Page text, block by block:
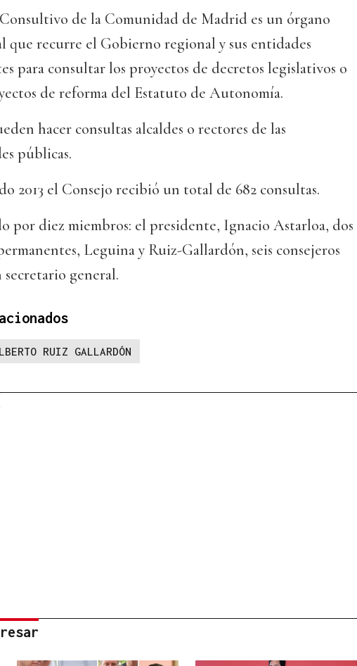
de la Comunidad de Madrid es un órgano
que recurre el Gobierno regional y sus entidades
para consultar los proyectos de decretos legislativos o
de reforma del Estatuto de Autonomía.
hacer consultas alcaldes o rectores de las
públicas.
2013 el Consejo recibió un total de 682 consultas.
por diez miembros: el presidente, Ignacio Astarloa, dos
Leguina y Ruiz-Gallardón, seis consejeros
secretario general.
RUIZ GALLARDÓN